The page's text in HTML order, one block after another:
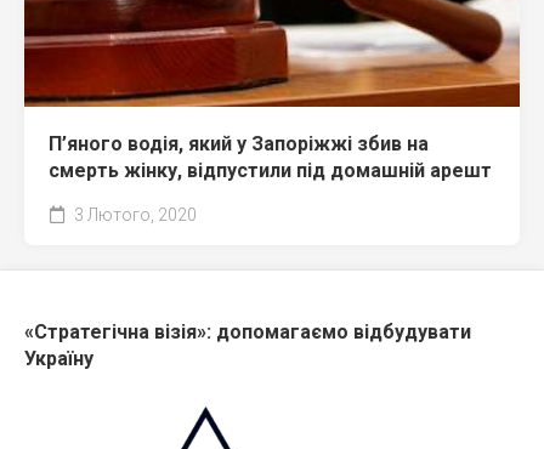
П’яного водія, який у Запоріжжі збив на
смерть жінку, відпустили під домашній арешт
3 Лютого, 2020
«Стратегічна візія»: допомагаємо відбудувати
Україну